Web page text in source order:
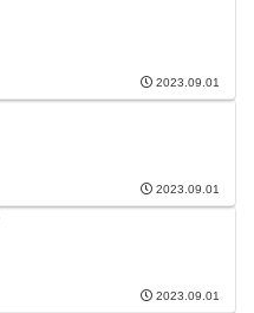
2023.09.01
2023.09.01
2023.09.01